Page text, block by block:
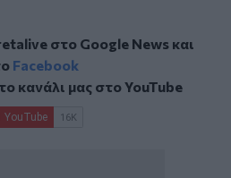
στο Google Newsκαι
Facebook
κανάλι μας στοYouTube